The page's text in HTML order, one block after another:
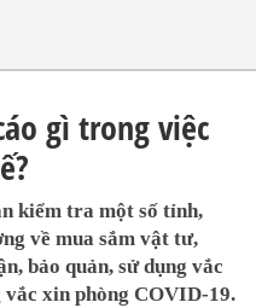
gì trong việc
kiểm tra một số tỉnh,
về mua sắm vật tư,
bảo quản, sử dụng vắc
xin phòng COVID-19.